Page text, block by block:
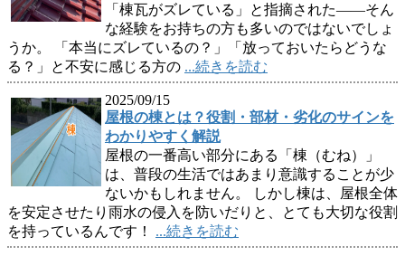
「棟瓦がズレている」と指摘された——そん
な経験をお持ちの方も多いのではないでしょ
うか。 「本当にズレているの？」「放っておいたらどうな
る？」と不安に感じる方の ...続きを読む
2025/09/15
屋根の棟とは？役割・部材・劣化のサインを
わかりやすく解説
屋根の一番高い部分にある「棟（むね）」
は、普段の生活ではあまり意識することが少
ないかもしれません。 しかし棟は、屋根全体
を安定させたり雨水の侵入を防いだりと、とても大切な役割
を持っているんです！ ...続きを読む